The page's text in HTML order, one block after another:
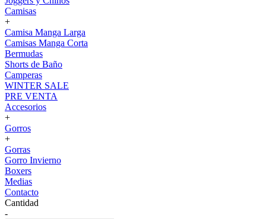
Camisas
+
Camisa Manga Larga
Camisas Manga Corta
Bermudas
Shorts de Baño
Camperas
WINTER SALE
PRE VENTA
Accesorios
+
Gorros
+
Gorras
Gorro Invierno
Boxers
Medias
Contacto
Cantidad
-